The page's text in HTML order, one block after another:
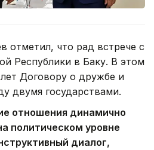
отметил, что рад встрече с
Республики в Баку. В этом
Договору о дружбе и
двумя государствами.
отношения динамично
политическом уровне
диалог,